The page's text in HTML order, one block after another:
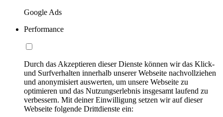
Google Ads
Performance
Durch das Akzeptieren dieser Dienste können wir das Klick-
und Surfverhalten innerhalb unserer Webseite nachvollziehen
und anonymisiert auswerten, um unsere Webseite zu
optimieren und das Nutzungserlebnis insgesamt laufend zu
verbessern. Mit deiner Einwilligung setzen wir auf dieser
Webseite folgende Drittdienste ein: